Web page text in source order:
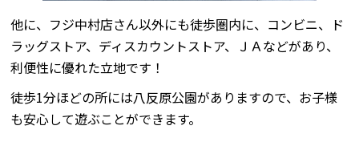
他に、フジ中村店さん以外にも徒歩圏内に、コンビニ、ド
ラッグストア、ディスカウントストア、ＪＡなどがあり、
利便性に優れた立地です！
徒歩1分ほどの所には八反原公園がありますので、お子様
も安心して遊ぶことができます。